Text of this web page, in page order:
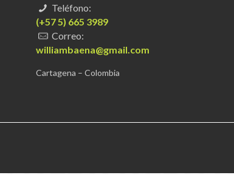
Teléfono:
(+57 5) 665 3989
Correo:
williambaena@gmail.com
Cartagena – Colombia